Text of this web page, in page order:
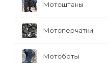
Мотоштаны
Мотоперчатки
Мотоботы